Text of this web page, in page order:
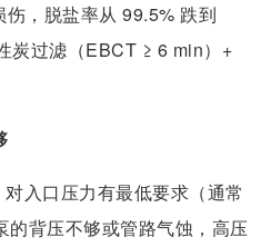
，脱盐率从 99.5% 跌到
炭过滤（EBCT ≥ 6 min）+
入口压力有最低要求（通常
的背压不够或管路气蚀，高压